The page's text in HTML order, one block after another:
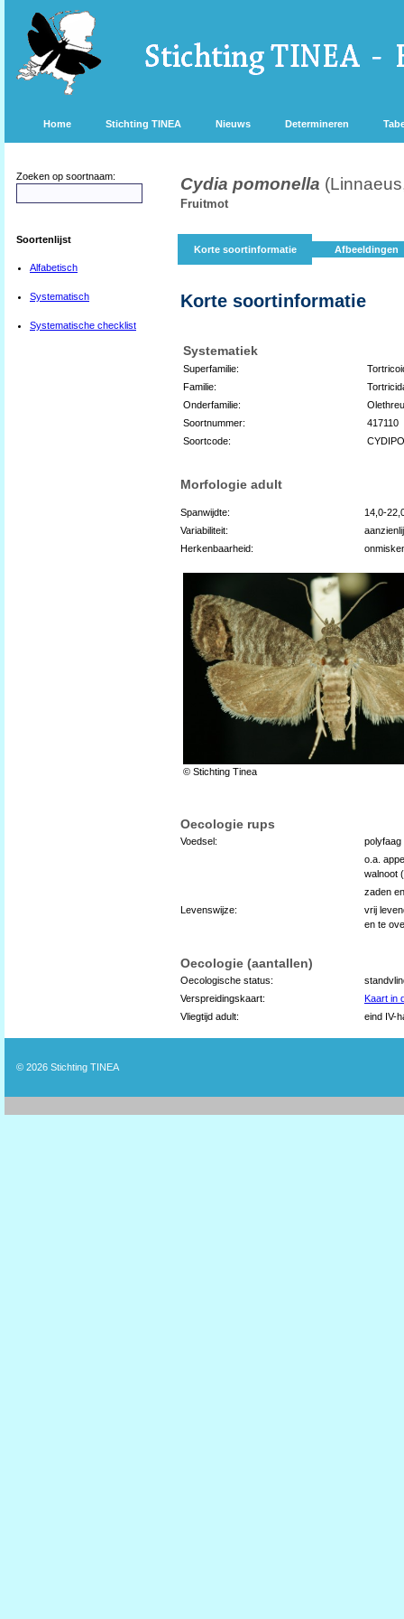
Home Stichting TINEA Nieuws Determineren
Zoeken op soortnaam:
Soortenlijst
Alfabetisch
Systematisch
Systematische checklist
Cydia pomonella
Fruitmot
Korte soortinformatie Afbeeldingen
Korte soortinformatie
Systematiek
Superfamilie:
Familie:
Onderfamilie:
Soortnummer:
417110
Soortcode:
Morfologie adult
Spanwijdte:
14,0-
Variabiliteit:
Herkenbaarheid:
© Stichting Tinea
Oecologie rups
Voedsel:
polyfaag
o.a.
walnoot (
zaden
Levenswijze:
vrij
en te
Oecologie (aantallen)
Oecologische status:
Verspreidingskaart:
Kaart in
Vliegtijd adult:
eind IV-
© 2026 Stichting TINEA